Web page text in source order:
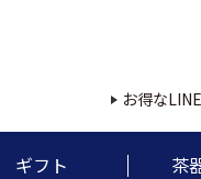
お得な
ギフト 茶